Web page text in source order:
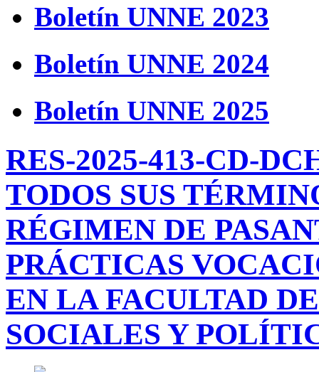
Boletín UNNE 2023
Boletín UNNE 2024
Boletín UNNE 2025
RES-2025-413-CD-
TODOS SUS
RÉGIMEN DE
PRÁCTICAS
EN LA FACULTAD
SOCIALES Y